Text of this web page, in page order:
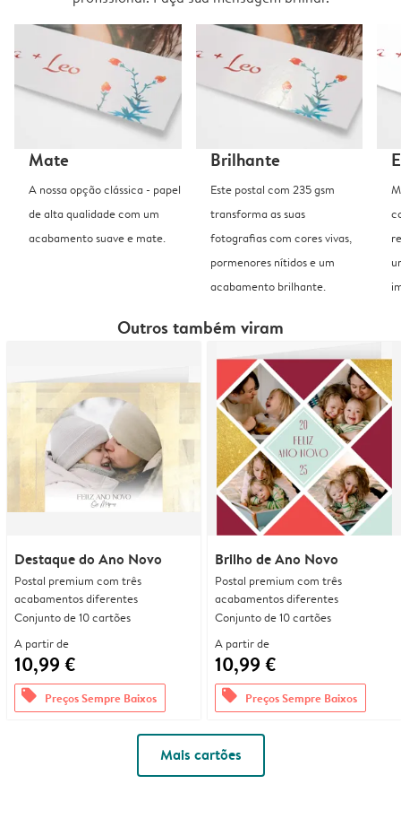
Mate
A nossa opção clássica - papel
de alta qualidade com um
acabamento suave e mate.
Brilhante
Este postal com 235 gsm
transforma as suas
fotografias com cores vivas,
pormenores nítidos e um
acabamento brilhante.
Outros também viram
Destaque do Ano Novo
Postal premium com três
acabamentos diferentes
Conjunto de 10 cartões
A partir de
10,99 €
offers Preços Sempre Baixos
Brilho de Ano Novo
Postal premium com três
acabamentos diferentes
Conjunto de 10 cartões
A partir de
10,99 €
offers Preços Sempre Baixos
Mais cartões